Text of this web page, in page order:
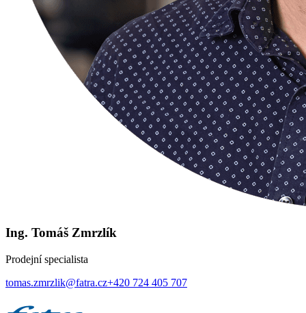
Ing. Tomáš Zmrzlík
Prodejní specialista
tomas.zmrzlik@fatra.cz+420 724 405 707